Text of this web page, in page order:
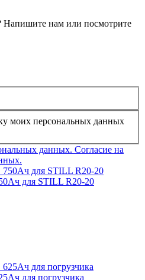
Напишите нам или посмотрите
данных. Согласие на
для STILL R20-20
для погрузчика